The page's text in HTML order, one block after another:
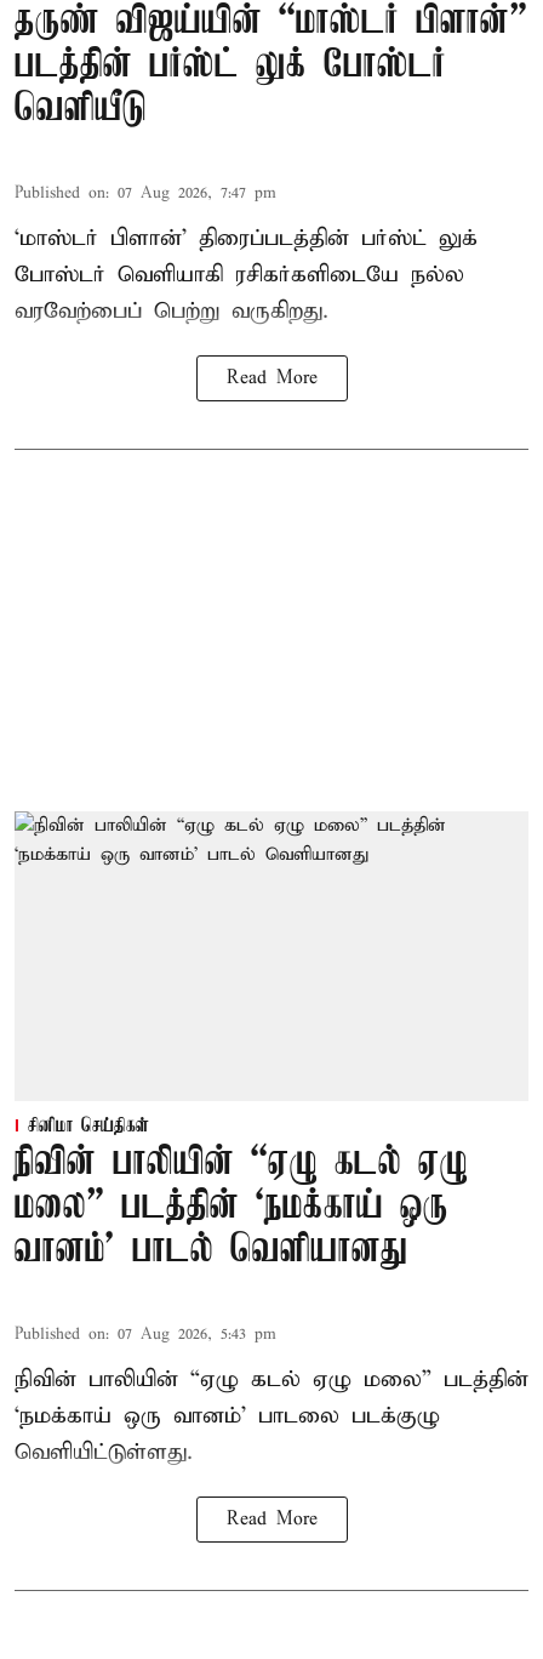
தருண் விஜய்யின் “மாஸ்டர் பிளான்”
படத்தின் பர்ஸ்ட் லுக் போஸ்டர்
வெளியீடு
Published on: 07 Aug 2026, 7:47 pm
‘மாஸ்டர் பிளான்’ திரைப்படத்தின் பர்ஸ்ட் லுக்
போஸ்டர் வெளியாகி ரசிகர்களிடையே நல்ல
வரவேற்பைப் பெற்று வருகிறது.
Read More
சினிமா செய்திகள்
நிவின் பாலியின் “ஏழு கடல் ஏழு
மலை” படத்தின் ‘நமக்காய் ஒரு
வானம்’ பாடல் வெளியானது
Published on: 07 Aug 2026, 5:43 pm
நிவின் பாலியின் “ஏழு கடல் ஏழு மலை” படத்தின்
‘நமக்காய் ஒரு வானம்’ பாடலை படக்குழு
வெளியிட்டுள்ளது.
Read More